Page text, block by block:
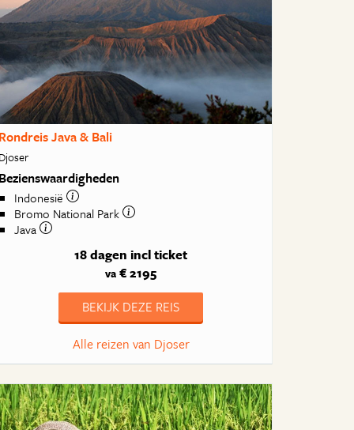
Java & Bali
Indonesië
Bromo National Park
Java
18 dagen incl ticket
va € 2195
BEKIJK DEZE REIS
Alle reizen van Djoser